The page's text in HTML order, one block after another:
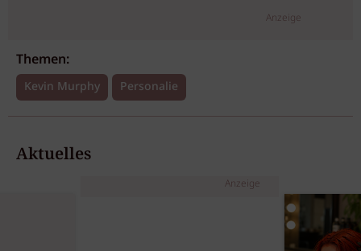
Anzeige
Themen:
Kevin Murphy Personalie
Aktuelles
Anzeige